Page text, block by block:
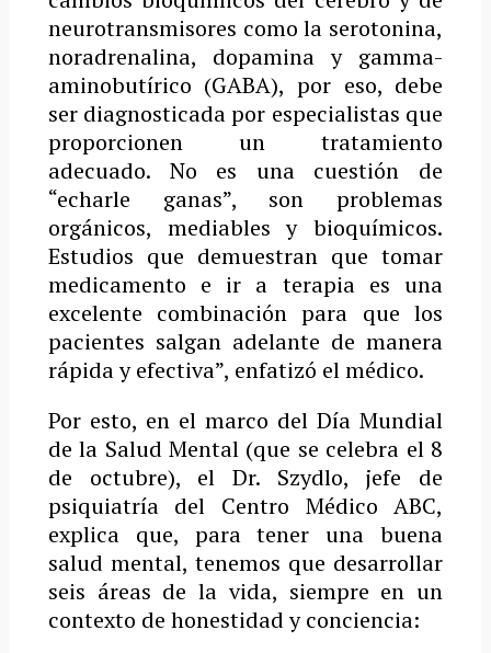
neurotransmisores como la serotonina,
noradrenalina, dopamina y gamma-
aminobutírico (GABA), por eso, debe
ser diagnosticada por especialistas que
proporcionen un tratamiento
adecuado. No es una cuestión de
“echarle ganas”, son problemas
orgánicos, mediables y bioquímicos.
Estudios que demuestran que tomar
medicamento e ir a terapia es una
excelente combinación para que los
pacientes salgan adelante de manera
rápida y efectiva”, enfatizó el médico.
Por esto, en el marco del Día Mundial
de la Salud Mental (que se celebra el 8
de octubre), el Dr. Szydlo, jefe de
psiquiatría del Centro Médico ABC,
explica que, para tener una buena
salud mental, tenemos que desarrollar
seis áreas de la vida, siempre en un
contexto de honestidad y conciencia: